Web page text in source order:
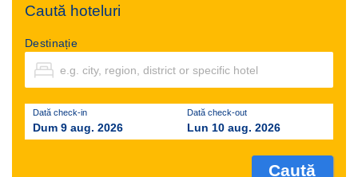
Caută hoteluri
Destinație
Dată check-in
Dum 9 aug. 2026
Dată check-out
Lun 10 aug. 2026